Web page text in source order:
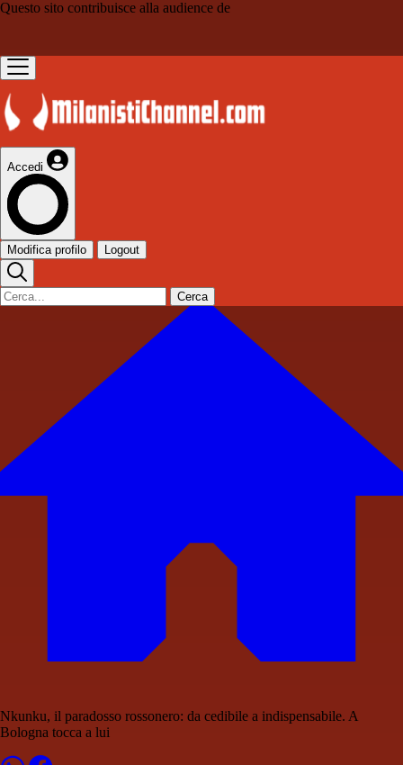
Questo sito contribuisce alla audience de
Accedi
Modifica profilo Logout
Cerca
Nkunku, il paradosso rossonero: da cedibile a indispensabile. A
Bologna tocca a lui